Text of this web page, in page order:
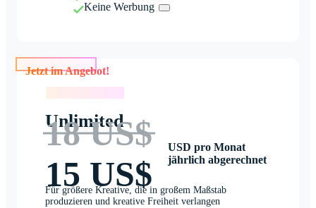
Keine Werbung
Jetzt im Angebot!
Unlimited
18 US$
15 US$
USD pro Monat
jährlich abgerechnet
Für größere Kreative, die in großem Maßstab
produzieren und kreative Freiheit verlangen